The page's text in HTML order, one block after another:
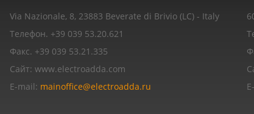
Via Nazionale, 8, 23883 Beverate di Brivio (LC) - Italy
Телефон. +39 039 53.20.621
Факс. +39 039 53.21.335
Сайт: www.electroadda.com
E-mail: mainoffice@electroadda.ru